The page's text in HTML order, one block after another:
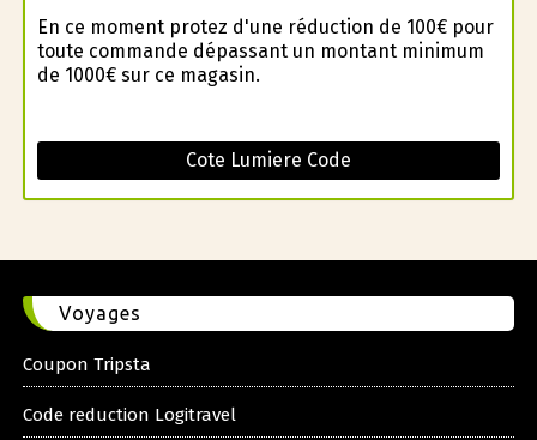
En ce moment profitez d'une réduction de 100€ pour
toute commande dépassant un montant minimum
de 1000€ sur ce magasin.
Cote Lumiere Code
Voyages
Coupon Tripsta
Code reduction Logitravel